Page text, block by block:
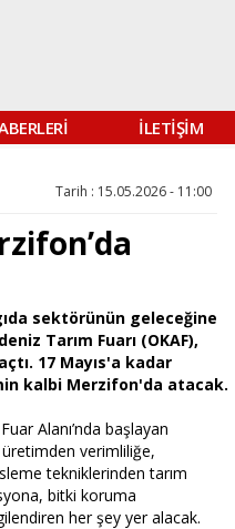
İLETİŞİM
Tarih : 15.05.2026 - 11:00
sektörünün geleceğine
Tarım Fuarı (OKAF),
17 Mayıs'a kadar
kalbi Merzifon'da atacak.
Alanı’nda başlayan
verimliliğe,
tekniklerinden tarım
bitki koruma
her şey yer alacak.